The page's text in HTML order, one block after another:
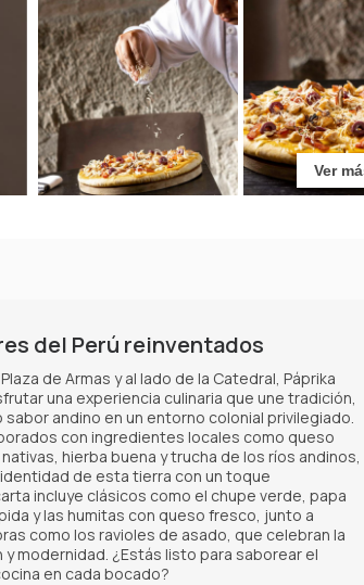
Ver
del Perú reinventados
de Armas y al lado de la Catedral, Páprika
una experiencia culinaria que une tradición,
andino en un entorno colonial privilegiado.
con ingredientes locales como queso
hierba buena y trucha de los ríos andinos,
de esta tierra con un toque
incluye clásicos como el chupe verde, papa
y las humitas con queso fresco, junto a
como los ravioles de asado, que celebran la
modernidad. ¿Estás listo para saborear el
en cada bocado?